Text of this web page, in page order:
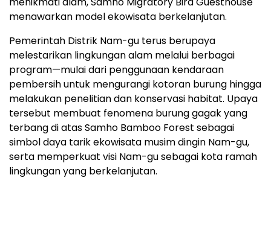
menawarkan model ekowisata berkelanjutan.
Pemerintah Distrik Nam-gu terus berupaya
melestarikan lingkungan alam melalui berbagai
program—mulai dari penggunaan kendaraan
pembersih untuk mengurangi kotoran burung hingga
melakukan penelitian dan konservasi habitat. Upaya
tersebut membuat fenomena burung gagak yang
terbang di atas Samho Bamboo Forest sebagai
simbol daya tarik ekowisata musim dingin Nam-gu,
serta memperkuat visi Nam-gu sebagai kota ramah
lingkungan yang berkelanjutan.